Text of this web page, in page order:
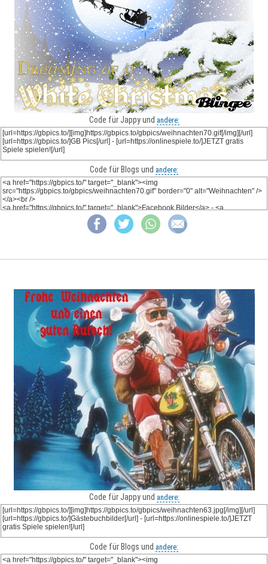
Code für Jappy und andere:
Code für Blogs und andere:
Code für Jappy und andere:
Code für Blogs und andere: